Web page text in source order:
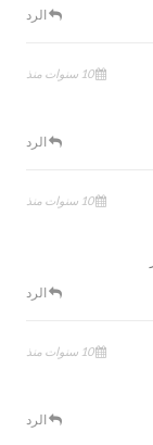
الرد
10 سنوات منذ
الرد
10 سنوات منذ
الرد
10 سنوات منذ
الرد